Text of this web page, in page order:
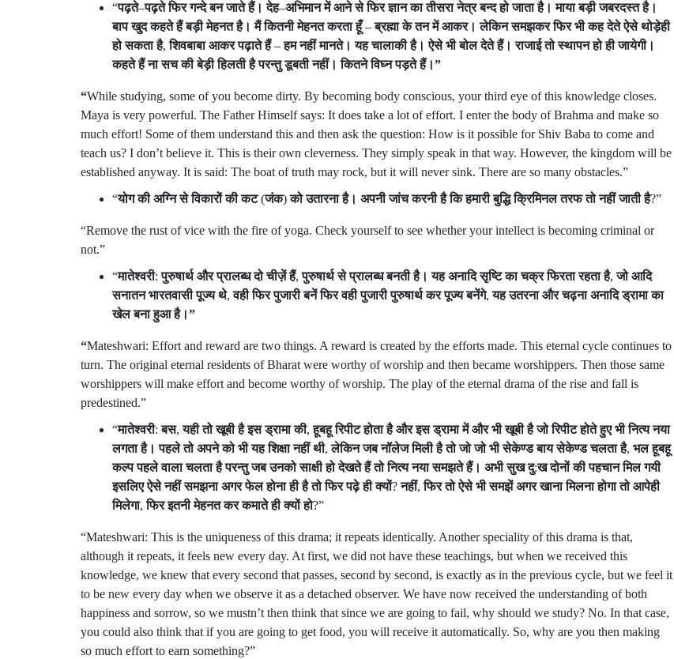
“पढ़ते–पढ़ते फिर गन्दे बन जाते हैं। देह–अभिमान में आने से फिर ज्ञान का तीसरा नेत्र बन्द हो जाता है। माया बड़ी जबरदस्त है।
बाप खुद कहते हैं बड़ी मेहनत है। मैं कितनी मेहनत करता हूँ–ब्रह्मा के तन में आकर। लेकिन समझकर फिर भी कह देते ऐसे थोड़ेही
हो सकता है,शिवबाबा आकर पढ़ाते हैं–हम नहीं मानते। यह चालाकी है। ऐसे भी बोल देते हैं। राजाई तो स्थापन हो ही जायेगी।
कहते हैं ना सच की बेड़ी हिलती है परन्तु डूबती नहीं। कितने विघ्न पड़ते हैं।”
“While studying, some of you become dirty. By becoming body conscious, your third eye of this knowledge closes.
Maya is very powerful. The Father Himself says: It does take a lot of effort. I enter the body of Brahma and make so
much effort! Some of them understand this and then ask the question: How is it possible for Shiv Baba to come and
teach us? I don’t believe it. This is their own cleverness. They simply speak in that way. However, the kingdom will be
established anyway. It is said: The boat of truth may rock, but it will never sink. There are so many obstacles.”
“योग की अग्नि से विकारों की कट(जंक)को उतारना है। अपनी जांच करनी है कि हमारी बुद्धि क्रिमिनल तरफ तो नहीं जाती है?”
“Remove the rust of vice with the fire of yoga. Check yourself to see whether your intellect is becoming criminal or
not.”
“मातेश्वरी:पुरुषार्थ और प्रालब्ध दो चीज़ें हैं,पुरुषार्थ से प्रालब्ध बनती है। यह अनादि सृष्टि का चक्र फिरता रहता है,जो आदि
सनातन भारतवासी पूज्य थे,वही फिर पुजारी बनें फिर वही पुजारी पुरुषार्थ कर पूज्य बनेंगे,यह उतरना और चढ़ना अनादि ड्रामा का
खेल बना हुआ है।”
“Mateshwari: Effort and reward are two things. A reward is created by the efforts made. This eternal cycle continues to
turn. The original eternal residents of Bharat were worthy of worship and then became worshippers. Then those same
worshippers will make effort and become worthy of worship. The play of the eternal drama of the rise and fall is
predestined.”
“मातेश्वरी:बस,यही तो खूबी है इस ड्रामा की,हूबहू रिपीट होता है और इस ड्रामा में और भी खूबी है जो रिपीट होते हुए भी नित्य नया
लगता है। पहले तो अपने को भी यह शिक्षा नहीं थी,लेकिन जब नॉलेज मिली है तो जो जो भी सेकेण्ड बाय सेकेण्ड चलता है, भल हूबहू
कल्प पहले वाला चलता है परन्तु जब उनको साक्षी हो देखते हैं तो नित्य नया समझते हैं। अभी सुख दु:ख दोनों की पहचान मिल गयी
इसलिए ऐसे नहीं समझना अगर फेल होना ही है तो फिर पढ़े ही क्यों?नहीं,फिर तो ऐसे भी समझें अगर खाना मिलना होगा तो आपेही
मिलेगा,फिर इतनी मेहनत कर कमाते ही क्यों हो?”
“Mateshwari: This is the uniqueness of this drama; it repeats identically. Another speciality of this drama is that,
although it repeats, it feels new every day. At first, we did not have these teachings, but when we received this
knowledge, we knew that every second that passes, second by second, is exactly as in the previous cycle, but we feel it
to be new every day when we observe it as a detached observer. We have now received the understanding of both
happiness and sorrow, so we mustn’t then think that since we are going to fail, why should we study? No. In that case,
you could also think that if you are going to get food, you will receive it automatically. So, why are you then making
so much effort to earn something?”